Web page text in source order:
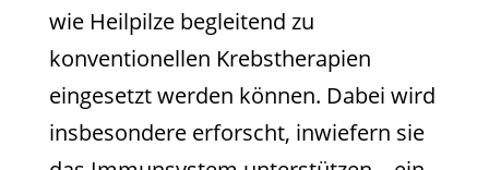
wie Heilpilze begleitend zu
konventionellen Krebstherapien
eingesetzt werden können. Dabei wird
insbesondere erforscht, inwiefern sie